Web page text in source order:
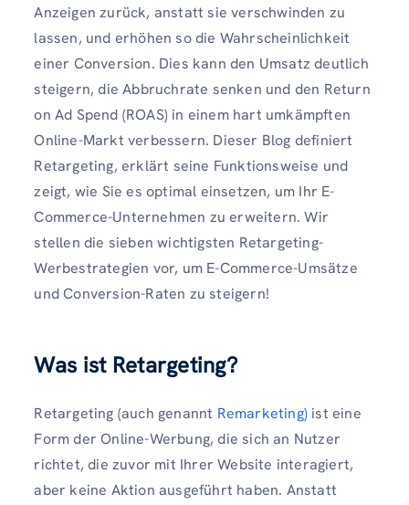
Anzeigen zurück, anstatt sie verschwinden zu
lassen, und erhöhen so die Wahrscheinlichkeit
einer Conversion. Dies kann den Umsatz deutlich
steigern, die Abbruchrate senken und den Return
on Ad Spend (ROAS) in einem hart umkämpften
Online-Markt verbessern. Dieser Blog definiert
Retargeting, erklärt seine Funktionsweise und
zeigt, wie Sie es optimal einsetzen, um Ihr E-
Commerce-Unternehmen zu erweitern. Wir
stellen die sieben wichtigsten Retargeting-
Werbestrategien vor, um E-Commerce-Umsätze
und Conversion-Raten zu steigern!
Was ist Retargeting?
Retargeting (auch genannt Remarketing) ist eine
Form der Online-Werbung, die sich an Nutzer
richtet, die zuvor mit Ihrer Website interagiert,
aber keine Aktion ausgeführt haben. Anstatt